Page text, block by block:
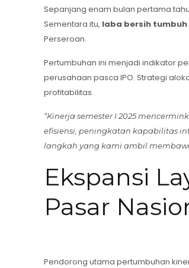
Sepanjang enam bulan pertama
Sementara itu, laba bersih tumbuh
Perseroan.
Pertumbuhan ini menjadi indikator
perusahaan pasca IPO. Strategi
profitabilitas.
“Kinerja semester I 2025
efisiensi, peningkatan kapabilitas
langkah yang kami ambil
Ekspansi
Pasar
Pendorong utama pertumbuhan